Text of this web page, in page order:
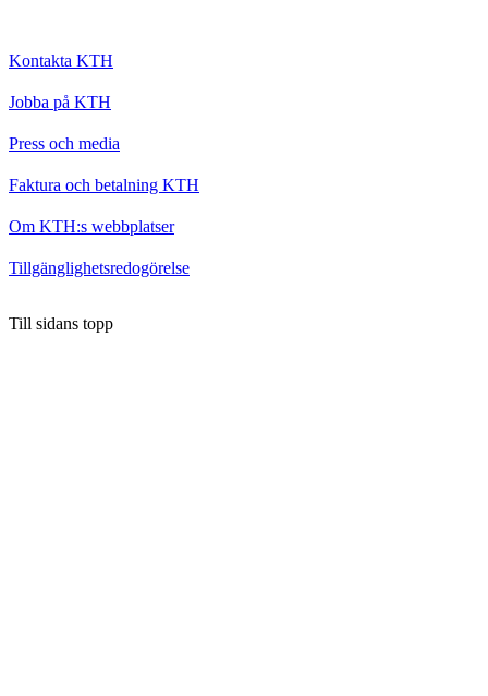
Kontakta KTH
Jobba på KTH
Press och media
Faktura och betalning KTH
Om KTH:s webbplatser
Tillgänglighetsredogörelse
Till sidans topp